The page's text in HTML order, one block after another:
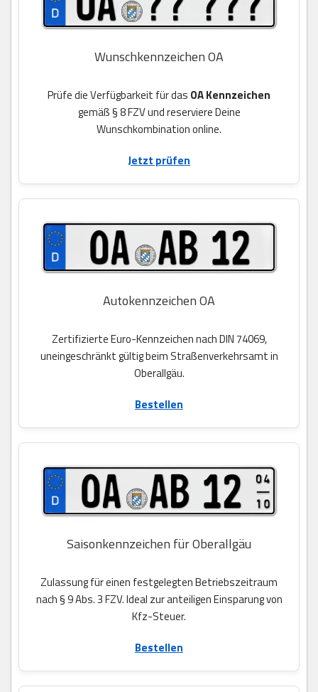
Wunschkennzeichen OA
Prüfe die Verfügbarkeit für das OA Kennzeichen
gemäß § 8 FZV und reserviere Deine
Wunschkombination online.
Jetzt prüfen
Autokennzeichen OA
Zertifizierte Euro-Kennzeichen nach DIN 74069,
uneingeschränkt gültig beim Straßenverkehrsamt in
Oberallgäu.
Bestellen
Saisonkennzeichen für Oberallgäu
Zulassung für einen festgelegten Betriebszeitraum
nach § 9 Abs. 3 FZV. Ideal zur anteiligen Einsparung von
Kfz-Steuer.
Bestellen